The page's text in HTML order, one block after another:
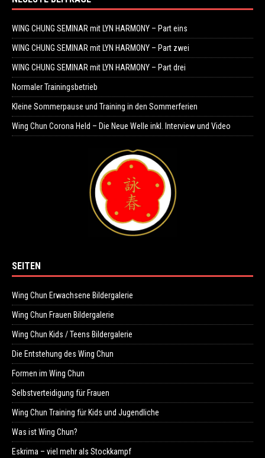
WING CHUNG SEMINAR mit LYN HARMONY – Part eins
WING CHUNG SEMINAR mit LYN HARMONY – Part zwei
WING CHUNG SEMINAR mit LYN HARMONY – Part drei
Normaler Trainingsbetrieb
Kleine Sommerpause und Training in den Sommerferien
Wing Chun Corona Held – Die Neue Welle inkl. Interview und Video
SEITEN
Wing Chun Erwachsene Bildergalerie
Wing Chun Frauen Bildergalerie
Wing Chun Kids / Teens Bildergalerie
Die Entstehung des Wing Chun
Formen im Wing Chun
Selbstverteidigung für Frauen
Wing Chun Training für Kids und Jugendliche
Was ist Wing Chun?
Eskrima – viel mehr als Stockkampf